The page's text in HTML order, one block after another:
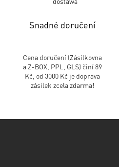
Snadné doručení
Cena doručení (Zásilkovna
a Z-BOX, PPL, GLS) činí 89
Kč, od 3000 Kč je doprava
zásilek zcela zdarma!